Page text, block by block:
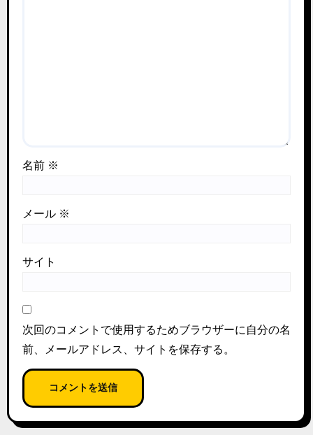
名前 ※
メール ※
サイト
次回のコメントで使用するためブラウザーに自分の名
前、メールアドレス、サイトを保存する。